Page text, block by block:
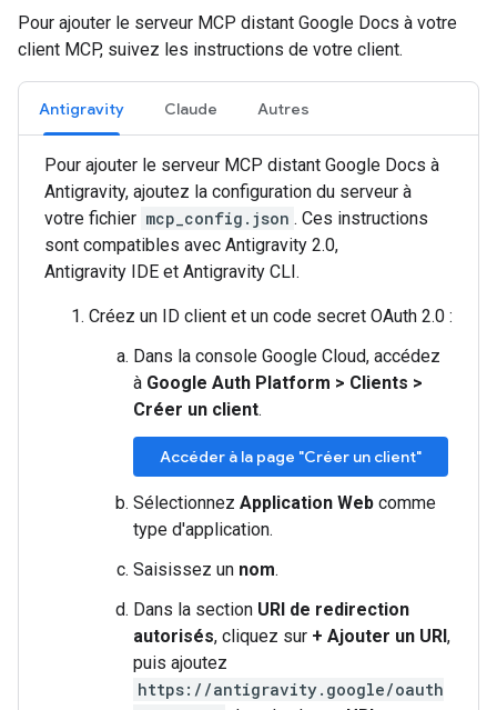
Pour ajouter le serveur MCP distant Google Docs à votre
client MCP, suivez les instructions de votre client.
Antigravity Claude Autres
Pour ajouter le serveur MCP distant Google Docs à
Antigravity, ajoutez la configuration du serveur à
votre fichier mcp_config.json . Ces instructions
sont compatibles avec Antigravity 2.0,
Antigravity IDE et Antigravity CLI.
Créez un ID client et un code secret OAuth 2.0 :
Dans la console Google Cloud, accédez
à Google Auth Platform > Clients >
Créer un client.
Accéder à la page "Créer un client"
Sélectionnez Application Web comme
type d'application.
Saisissez un nom.
Dans la section URI de redirection
autorisés, cliquez sur + Ajouter un URI,
puis ajoutez
https://antigravity.google/oauth